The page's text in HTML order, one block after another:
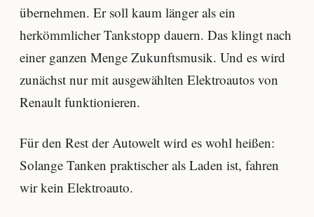
übernehmen. Er soll kaum länger als ein
herkömmlicher Tankstopp dauern. Das klingt nach
einer ganzen Menge Zukunftsmusik. Und es wird
zunächst nur mit ausgewählten Elektroautos von
Renault funktionieren.
Für den Rest der Autowelt wird es wohl heißen:
Solange Tanken praktischer als Laden ist, fahren
wir kein Elektroauto.